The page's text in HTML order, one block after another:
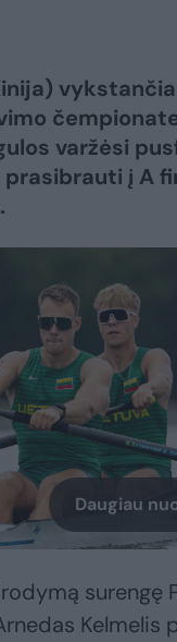
varžėsi
į A
Daugiau
surengę
Kelmelis